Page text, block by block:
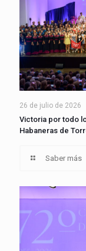
26 de julio de 2026
Victoria por todo
Habaneras de
Saber más